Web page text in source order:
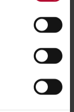
Van al wat
werd het